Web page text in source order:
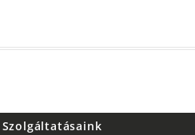
Szolgáltatásaink